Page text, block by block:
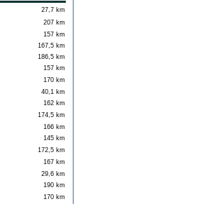
27,7 km
207 km
157 km
167,5 km
186,5 km
157 km
170 km
40,1 km
162 km
174,5 km
166 km
145 km
172,5 km
167 km
29,6 km
190 km
170 km